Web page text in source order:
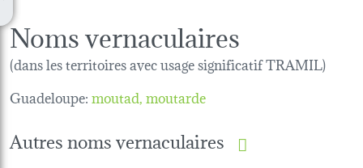
Noms vernaculaires
(dans les territoires avec usage significatif TRAMIL)
Guadeloupe:moutad moutarde
Autres noms vernaculaires